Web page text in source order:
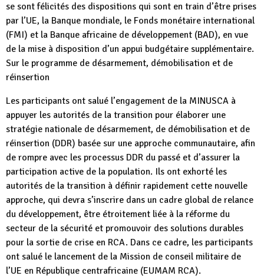
se sont félicités des dispositions qui sont en train d’être prises
par l’UE, la Banque mondiale, le Fonds monétaire international
(FMI) et la Banque africaine de développement (BAD), en vue
de la mise à disposition d’un appui budgétaire supplémentaire.
Sur le programme de désarmement, démobilisation et de
réinsertion
Les participants ont salué l’engagement de la MINUSCA à
appuyer les autorités de la transition pour élaborer une
stratégie nationale de désarmement, de démobilisation et de
réinsertion (DDR) basée sur une approche communautaire, afin
de rompre avec les processus DDR du passé et d’assurer la
participation active de la population. Ils ont exhorté les
autorités de la transition à définir rapidement cette nouvelle
approche, qui devra s’inscrire dans un cadre global de relance
du développement, être étroitement liée à la réforme du
secteur de la sécurité et promouvoir des solutions durables
pour la sortie de crise en RCA. Dans ce cadre, les participants
ont salué le lancement de la Mission de conseil militaire de
l’UE en République centrafricaine (EUMAM RCA).